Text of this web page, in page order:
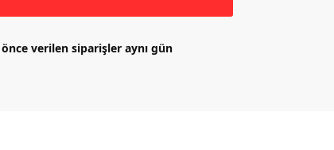
önce verilen siparişler aynı gün